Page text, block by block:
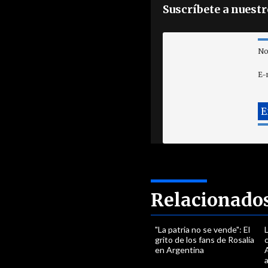
Suscríbete a
E-
"La patria no se vende": El
grito de los fans de Rosalía
en Argentina